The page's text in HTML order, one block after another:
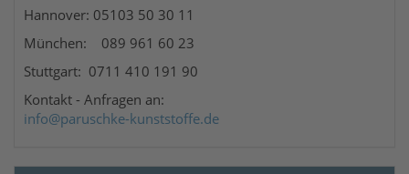
Hannover: 05103 50 30 11
München: 089 961 60 23
Stuttgart: 0711 410 191 90
Kontakt - Anfragen an:
info@paruschke-kunststoffe.de